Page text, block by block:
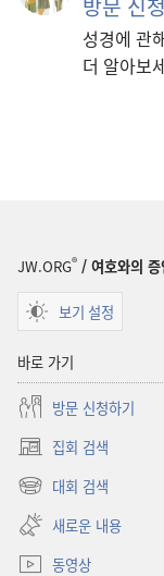
방문 신
성경에 관
더 알아보
JW.ORG® / 여호와의
보기 설정
바로 가기
방문 신청하기
집회 검색
(새로운
창
대회 검색
(새로운
창
열기)
새로운 내용
동영상